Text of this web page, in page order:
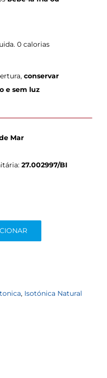
0 calorias
conservar
e sem luz
Mar
27.002997/BI
, Isotónica Natural